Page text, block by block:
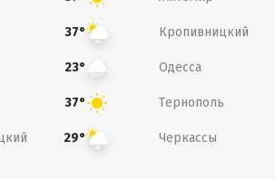
37° Кропивницкий
23° Одесса
37° Тернополь
29° Черкассы